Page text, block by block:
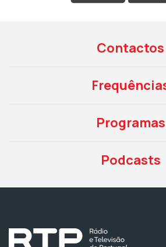
Contactos
Programas
Podcasts